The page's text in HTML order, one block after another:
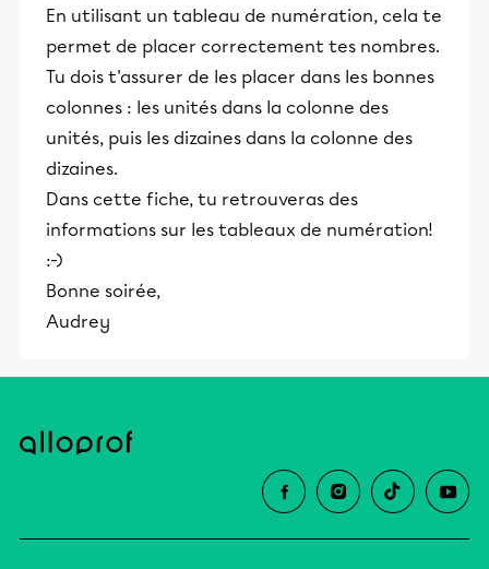
En utilisant un tableau de numération, cela te
permet de placer correctement tes nombres.
Tu dois t'assurer de les placer dans les bonnes
colonnes : les unités dans la colonne des
unités, puis les dizaines dans la colonne des
dizaines.
Dans cette fiche, tu retrouveras des
informations sur les tableaux de numération!
:-)
Bonne soirée,
Audrey